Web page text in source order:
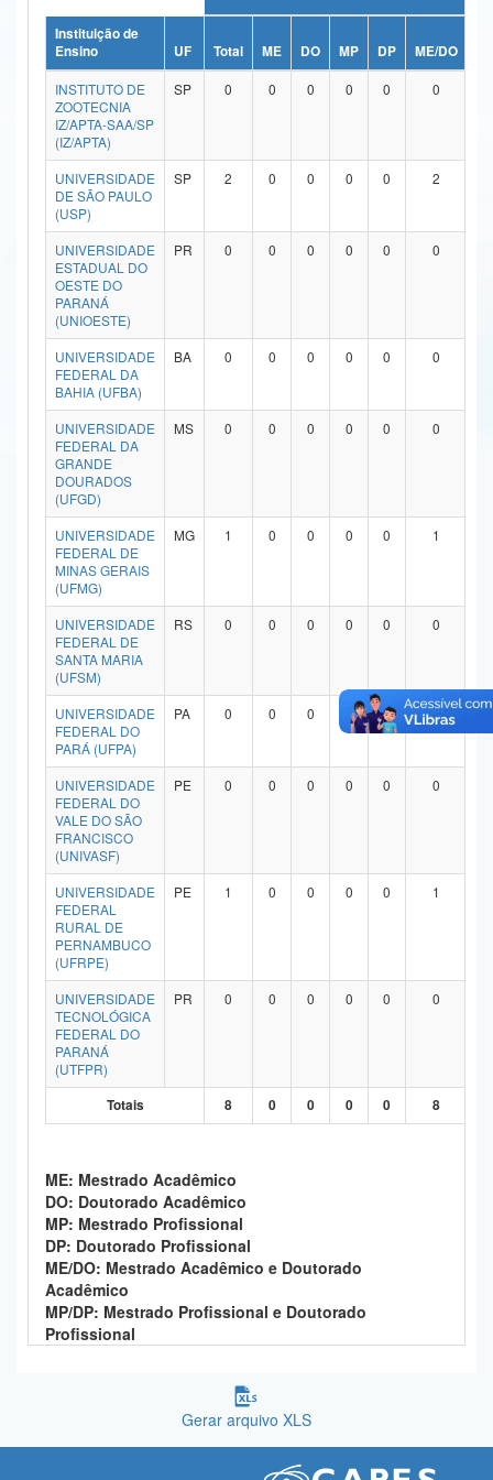
Ministério da Ciência, Tecnologia, Inovações e Comunicações
Ministério do Meio Ambiente
Ministério do Turismo
Ministério do Desenvolvimento Regional
Controladoria-Geral da União
Ministério da Mulher, da Família e dos Direitos Humanos
Secretaria-Geral
Secretaria de Governo
Gabinete de Segurança Institucional
Advocacia-Geral da União
Banco Central do Brasil
Instituição de
Ensino
UF Total ME DO MP DP ME/DO
INSTITUTO DE
ZOOTECNIA
IZ/APTA-SAA/SP
(IZ/APTA)
SP 0 0 0 0 0 0
UNIVERSIDADE
DE SÃO PAULO
(USP)
SP 2 0 0 0 0 2
UNIVERSIDADE
ESTADUAL DO
OESTE DO
PARANÁ
(UNIOESTE)
PR 0 0 0 0 0 0
UNIVERSIDADE
FEDERAL DA
BAHIA (UFBA)
BA 0 0 0 0 0 0
UNIVERSIDADE
FEDERAL DA
GRANDE
DOURADOS
(UFGD)
MS 0 0 0 0 0 0
UNIVERSIDADE
FEDERAL DE
MINAS GERAIS
(UFMG)
MG 1 0 0 0 0 1
UNIVERSIDADE
FEDERAL DE
SANTA MARIA
(UFSM)
RS 0 0 0 0 0 0
UNIVERSIDADE
FEDERAL DO
PARÁ (UFPA)
PA 0 0 0 0 0 0
UNIVERSIDADE
FEDERAL DO
VALE DO SÃO
FRANCISCO
(UNIVASF)
PE 0 0 0 0 0 0
UNIVERSIDADE
FEDERAL
RURAL DE
PERNAMBUCO
(UFRPE)
PE 1 0 0 0 0 1
UNIVERSIDADE
TECNOLÓGICA
FEDERAL DO
PARANÁ
(UTFPR)
PR 0 0 0 0 0 0
Totais 8 0 0 0 0 8
ME: Mestrado Acadêmico
DO: Doutorado Acadêmico
MP: Mestrado Profissional
DP: Doutorado Profissional
ME/DO: Mestrado Acadêmico e Doutorado
Acadêmico
MP/DP: Mestrado Profissional e Doutorado
Profissional
Gerar arquivo XLS